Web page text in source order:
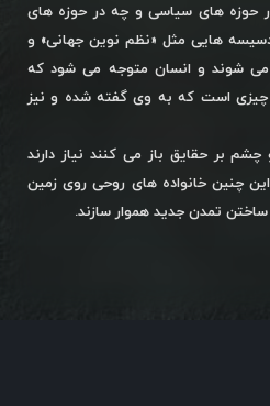
حوزه های سیاسی و چه در حوزه های
هایی مثل «نظم نوین جهانی» و
شوند و انسان متوجه می شود که
چیزی است که به وی گفته شده و نیز
بر حقایق باز می کنند نیاز دارند
این چنین خانواده های روحی روی زمین
ساختن تمدن جدید هموار سازند.